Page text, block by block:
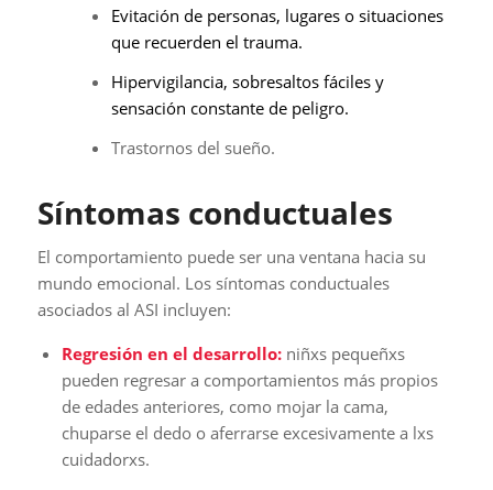
Evitación de personas, lugares o situaciones
que recuerden el trauma.
Hipervigilancia, sobresaltos fáciles y
sensación constante de peligro.
Trastornos del sueño.
Síntomas conductuales
El comportamiento puede ser una ventana hacia su
mundo emocional. Los síntomas conductuales
asociados al ASI incluyen:
Regresión en el desarrollo: niñxs pequeñxs
pueden regresar a comportamientos más propios
de edades anteriores, como mojar la cama,
chuparse el dedo o aferrarse excesivamente a lxs
cuidadorxs.